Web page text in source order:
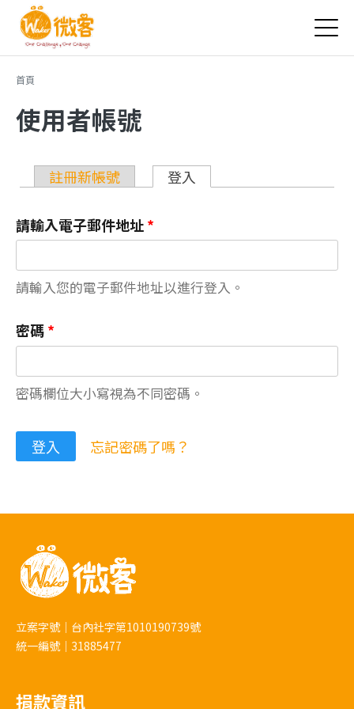
您在這裡
首頁
使用者帳號
主要索引標籤
註冊新帳號 登入
請輸入電子郵件地址*
請輸入您的電子郵件地址以進行登入。
密碼*
密碼欄位大小寫視為不同密碼。
忘記密碼了嗎？
立案字號｜台內社字第1010190739號
統一編號｜31885477
捐款資訊